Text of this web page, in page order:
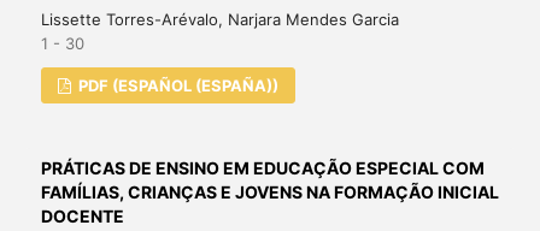
Lissette Torres-Arévalo, Narjara Mendes Garcia
1 - 30
PDF (ESPAÑOL (ESPAÑA))
PRÁTICAS DE ENSINO EM EDUCAÇÃO ESPECIAL COM
FAMÍLIAS, CRIANÇAS E JOVENS NA FORMAÇÃO INICIAL
DOCENTE